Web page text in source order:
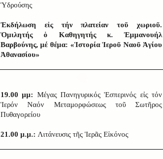
Ὑδρούσης
Ἐκδήλωση εἰς τήν πλατείαν τοῦ χωριοῦ.
Ὁμιλητής ὁ Καθηγητής κ. Ἐμμανουήλ
Βαρβούνης, μέ θέμα: «Ἱστορία Ἱεροῦ Ναοῦ Ἁγίου
Ἀθανασίου»
19.00 μμ: Μέγας Πανηγυρικός Ἑσπερινός εἰς τόν
Ἱερόν Ναόν Μεταμορφώσεως τοῦ Σωτῆρος
Πυθαγορείου
21.00 μ.μ.: Λιτάνευσις τῆς Ἱερᾶς Εἰκόνος